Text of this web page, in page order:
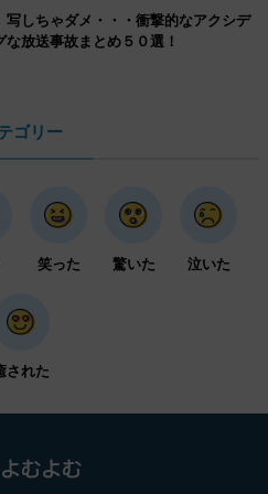
しちゃダメ・・・衝撃的なアクシデ
な放送事故まとめ５０選！
ゴリー
笑った 驚いた 泣いた
された